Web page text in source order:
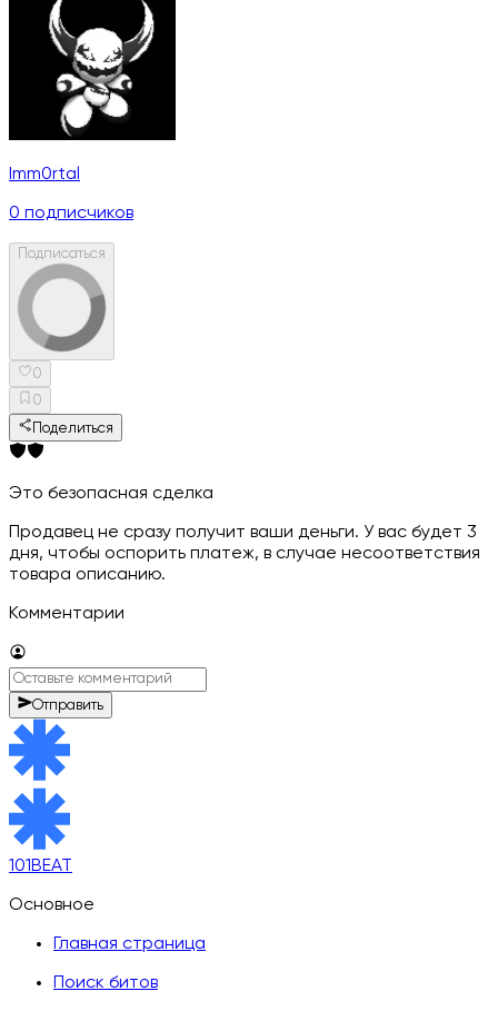
Imm0rtal
0 подписчиков
Подписаться
0
0
Поделиться
Это безопасная сделка
Продавец не сразу получит ваши деньги. У вас будет 3
дня, чтобы оспорить платеж, в случае несоответствия
товара описанию.
Комментарии
Отправить
101BEAT
Основное
Главная страница
Поиск битов